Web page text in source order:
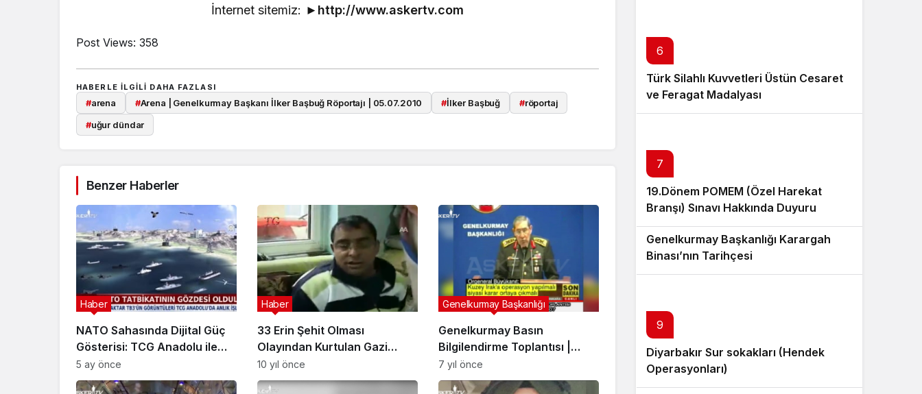
İnternet sitemiz: ► http://www.askertv.com
Post Views: 358
HABERLE ILGILI DAHA FAZLASI
#arena #Arena | Genelkurmay Başkanı İlker Başbuğ Röportajı | 05.07.2010 #İlker Başbuğ #röportaj
#uğur dündar
Benzer Haberler
NATO Sahasında Dijital Güç
Gösterisi: TCG Anadolu ile
Bayraktar TB3 Tam Entegre
Çalıştı
Haber
5 ay önce
33 Erin Şehit Olması
Olayından Kurtulan Gazi
Özdemir
Haber
10 yıl önce
Genelkurmay Basın
Bilgilendirme Toplantısı |
Yaşar Büyükanıt | 12 Nisan
2007
Genelkurmay Başkanlığı
7 yıl önce
6
Türk Silahlı Kuvvetleri Üstün Cesaret
ve Feragat Madalyası
7
19.Dönem POMEM (Özel Harekat
Branşı) Sınavı Hakkında Duyuru
8
Genelkurmay Başkanlığı Karargah
Binası’nın Tarihçesi
9
Diyarbakır Sur sokakları (Hendek
Operasyonları)